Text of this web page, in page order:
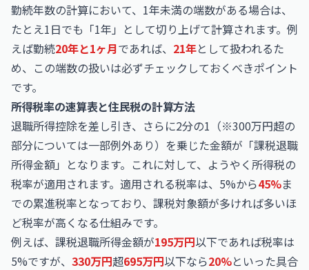
勤続年数の計算において、1年未満の端数がある場合は、
たとえ1日でも「1年」として切り上げて計算されます。例
えば勤続20年と1ヶ月であれば、 21年として扱われるた
め、この端数の扱いは必ずチェックしておくべきポイント
です。
所得税率の速算表と住民税の計算方法
退職所得控除を差し引き、さらに2分の1（※300万円超の
部分については一部例外あり）を乗じた金額が「課税退職
所得金額」となります。これに対して、ようやく所得税の
税率が適用されます。適用される税率は、5%から45%ま
での累進税率となっており、課税対象額が多ければ多いほ
ど税率が高くなる仕組みです。
例えば、課税退職所得金額が195万円以下であれば税率は
5%ですが、 330万円超695万円以下なら20%といった具合